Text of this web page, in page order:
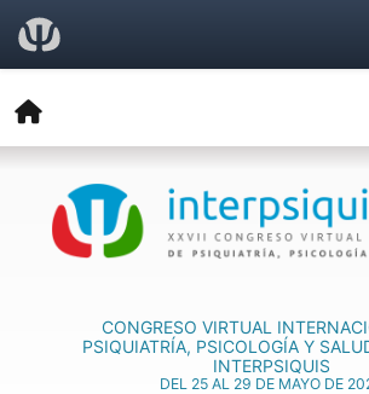
CONGRESO VIRTUAL
PSIQUIATRÍA, PSICOLOGÍA Y
INTERPSIQUIS
DEL 25 AL 29 DE MAYO DE